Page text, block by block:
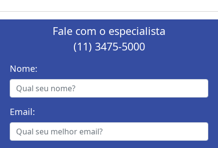
Fale com o especialista
(11) 3475-5000
Nome:
Email: